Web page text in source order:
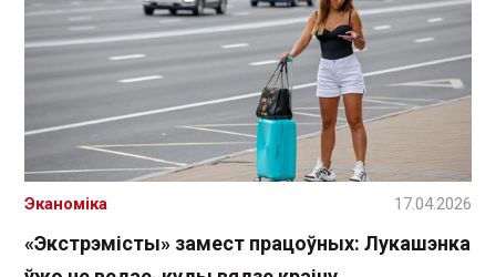
«Экстрэмісты» замест працоўных: Лукашэнка
Эканоміка 17.04.2026